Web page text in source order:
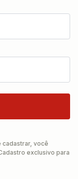
cadastrar, você
exclusivo para